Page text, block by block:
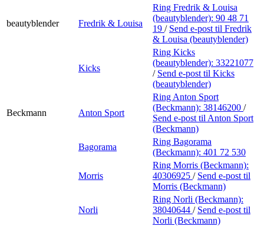
beautyblender Fredrik & Louisa
Ring Fredrik & Louisa
(beautyblender): 90 48 71
19 / Send e-post til Fredrik
& Louisa (beautyblender)
Kicks
Ring Kicks
(beautyblender): 33221077
/ Send e-post til Kicks
(beautyblender)
Beckmann Anton Sport
Ring Anton Sport
(Beckmann): 38146200 /
Send e-post til Anton Sport
(Beckmann)
Bagorama
Ring Bagorama
(Beckmann): 401 72 530
Morris
Ring Morris (Beckmann):
40306925 / Send e-post til
Morris (Beckmann)
Norli
Ring Norli (Beckmann):
38040644 / Send e-post til
Norli (Beckmann)